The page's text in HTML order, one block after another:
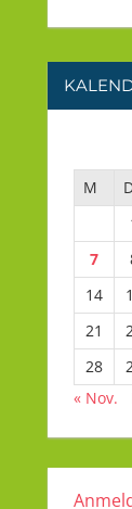
M
7
14
21
28
« Nov.